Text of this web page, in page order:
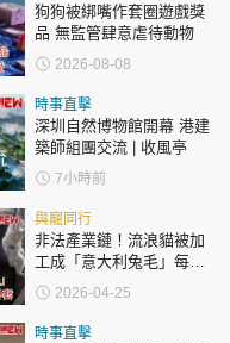
狗狗被綁嘴作套圈遊戲獎
品 無監管肆意虐待動物
2026-08-08
時事直擊
深圳自然博物館開幕 港建
築師組團交流 | 收風亭
7小時前
與寵同行
非法產業鏈！流浪貓被加
工成「意大利兔毛」每年
千萬隻貓慘遭剝皮 貓淪為
外套和手套
2026-04-25
時事直擊